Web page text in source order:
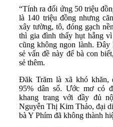
“Tính ra đối ứng 50 triệu
là 140 triệu đồng nhưng
xây tường, tô, đóng gạch
thì gia đình thấy hụt hẫng
cũng không ngon lành.
sẻ vấn đề này để bà con
sẻ thêm.
Đăk Trăm là xã khó khăn,
95% dân số. Ước mơ có
khang trang với đầy đủ
Nguyễn Thị Kim Thảo, đại
bà Y Phím đã không thành